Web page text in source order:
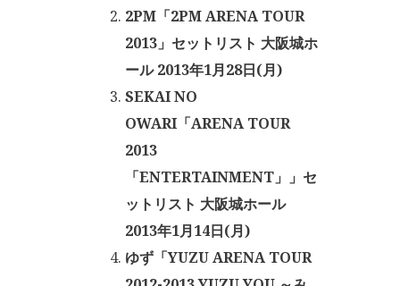
2PM「2PM ARENA TOUR
2013」セットリスト 大阪城ホ
ール 2013年1月28日(月)
SEKAI NO
OWARI「ARENA TOUR
2013
「ENTERTAINMENT」」セ
ットリスト 大阪城ホール
2013年1月14日(月)
ゆず「YUZU ARENA TOUR